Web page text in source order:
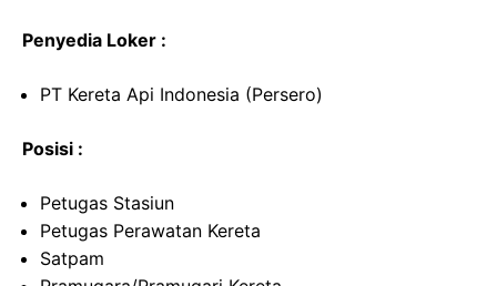
Penyedia Loker :
PT Kereta Api Indonesia (Persero)
Posisi :
Petugas Stasiun
Petugas Perawatan Kereta
Satpam